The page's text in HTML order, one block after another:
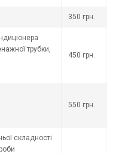
350 грн.
трубки,
450 грн.
550 грн.
складності